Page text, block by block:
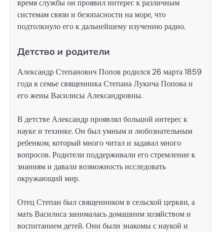
время службы он проявил интерес к различным
системам связи и безопасности на море, что
подтолкнуло его к дальнейшему изучению радио.
Детство и родители
Александр Степанович Попов родился 26 марта 1859
года в семье священника Степана Лукича Попова и
его жены Василисы Александровны.
В детстве Александр проявлял большой интерес к
науке и технике. Он был умным и любознательным
ребенком, который много читал и задавал много
вопросов. Родители поддерживали его стремление к
знаниям и давали возможность исследовать
окружающий мир.
Отец Степан был священником в сельской церкви, а
мать Василиса занималась домашним хозяйством и
воспитанием детей. Они были знакомы с наукой и